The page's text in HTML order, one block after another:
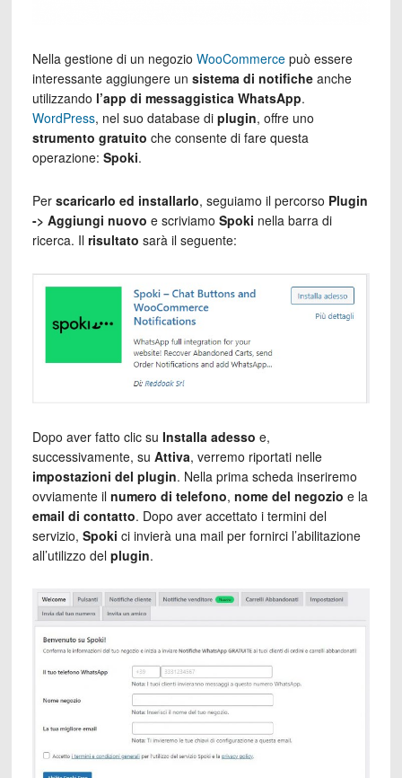
Nella gestione di un negozio WooCommercepuò essere
interessante aggiungere un sistema di notificheanche
utilizzando l’app di messaggistica WhatsApp.
WordPress, nel suo database di plugin, offre uno
strumento gratuito che consente di fare questa
operazione: Spoki.
Per scaricarlo ed installarlo, seguiamo il percorso Plugin
-> Aggiungi nuovo e scriviamo Spoki nella barra di
ricerca. Il risultato sarà il seguente:
Dopo aver fatto clic su Installa adesso e,
successivamente, su Attiva, verremo riportati nelle
impostazioni del plugin. Nella prima scheda inseriremo
ovviamente il numero di telefono, nome del negozio e la
email di contatto. Dopo aver accettato i termini del
servizio, Spoki ci invierà una mail per fornirci l’abilitazione
all’utilizzo del plugin.